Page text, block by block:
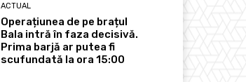
ACTUAL
Operațiunea de pe brațul
Bala intră în faza decisivă.
Prima barjă ar putea fi
scufundată la ora 15:00